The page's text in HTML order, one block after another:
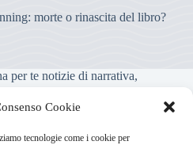
Cookie
tecnologie come i cookie per
morte o rinascita del libro?
per te notizie di narrativa,
iscritta al Tribunale, che non